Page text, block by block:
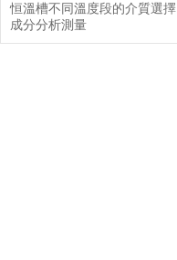
恒溫槽不同溫度段的介質選擇
成分分析測量